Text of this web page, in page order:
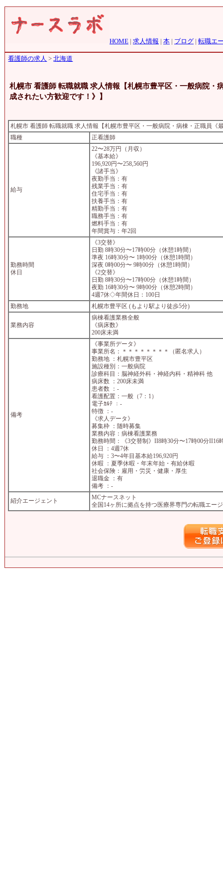
HOME | 求人情報 | 本 | ブログ | 転職エ
看護師の求人 >北海道
札幌市 看護師 転職就職 求人情報【札幌市豊平区・一般病院
成されたい方歓迎です！》】
札幌市 看護師 転職就職 求人情報【札幌市豊平区・一般病院・病棟・正職員
職種
正看護師
給与
22〜28万円（月収）
《基本給》
196,920円〜258,560円
《諸手当》
夜勤手当：有
残業手当：有
住宅手当：有
扶養手当：有
精勤手当：有
職務手当：有
燃料手当：有
年間賞与：年2回
勤務時間
休日
《3交替》
日勤 8時30分〜17時00分（休憩1時間）
準夜 16時30分〜 1時00分（休憩1時間）
深夜 0時00分〜 9時00分（休憩1時間）
《2交替》
日勤 8時30分〜17時00分（休憩1時間）
夜勤 16時30分〜 9時00分（休憩2時間）
4週7休◇年間休日：100日
勤務地
札幌市豊平区 (もより駅より徒歩5分)
業務内容
病棟看護業務全般
《病床数》
200床未満
備考
《事業所データ》
事業所名：＊＊＊＊＊＊＊＊（匿名求人）
勤務地 ：札幌市豊平区
施設種別：一般病院
診療科目：脳神経外科・神経内科・精神科 他
病床数 ：200床未満
患者数 ：-
看護配置：一般（7：1）
電子ｶﾙﾃ ：-
特徴 ：-
《求人データ》
募集枠 ：随時募集
業務内容：病棟看護業務
勤務時間：《3交替制》II8時30分〜17時00分II16
休日 ：4週7休
給与 ：3〜4年目基本給196,920円
休暇 ：夏季休暇・年末年始・有給休暇
社会保険：雇用・労災・健康・厚生
退職金 ：有
備考 ：-
紹介エージェント
MCナースネット
全国14ヶ所に拠点を持つ医療界専門の転職エー